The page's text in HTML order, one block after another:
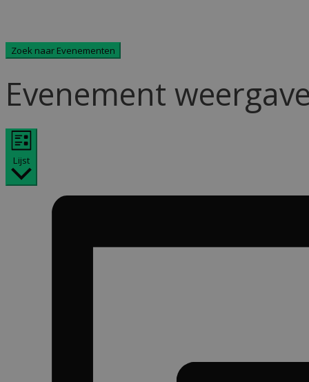
Zoek naar Evenementen
Evenement
Lijst